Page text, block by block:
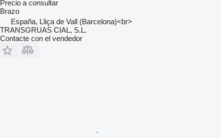
Precio a consultar
Brazo
España, Lliça de Vall (Barcelona)<br>
TRANSGRUAS CIAL, S.L.
Contacte con el vendedor